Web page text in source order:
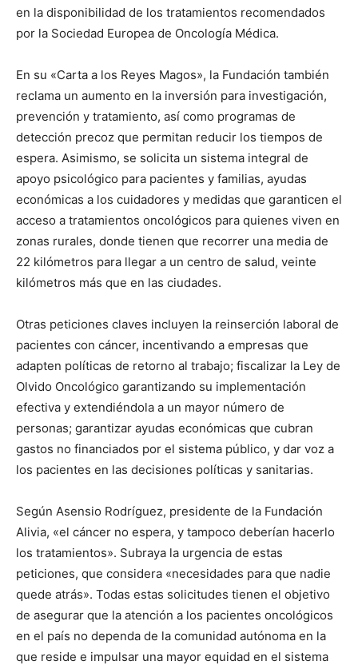
en la disponibilidad de los tratamientos recomendados
por la Sociedad Europea de Oncología Médica.
En su «Carta a los Reyes Magos», la Fundación también
reclama un aumento en la inversión para investigación,
prevención y tratamiento, así como programas de
detección precoz que permitan reducir los tiempos de
espera. Asimismo, se solicita un sistema integral de
apoyo psicológico para pacientes y familias, ayudas
económicas a los cuidadores y medidas que garanticen el
acceso a tratamientos oncológicos para quienes viven en
zonas rurales, donde tienen que recorrer una media de
22 kilómetros para llegar a un centro de salud, veinte
kilómetros más que en las ciudades.
Otras peticiones claves incluyen la reinserción laboral de
pacientes con cáncer, incentivando a empresas que
adapten políticas de retorno al trabajo; fiscalizar la Ley de
Olvido Oncológico garantizando su implementación
efectiva y extendiéndola a un mayor número de
personas; garantizar ayudas económicas que cubran
gastos no financiados por el sistema público, y dar voz a
los pacientes en las decisiones políticas y sanitarias.
Según Asensio Rodríguez, presidente de la Fundación
Alivia, «el cáncer no espera, y tampoco deberían hacerlo
los tratamientos». Subraya la urgencia de estas
peticiones, que considera «necesidades para que nadie
quede atrás». Todas estas solicitudes tienen el objetivo
de asegurar que la atención a los pacientes oncológicos
en el país no dependa de la comunidad autónoma en la
que reside e impulsar una mayor equidad en el sistema